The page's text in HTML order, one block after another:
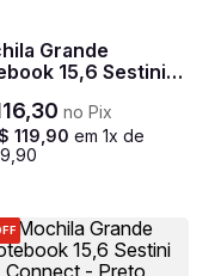
Grande
15,6 Sestini
I - Preto
,30 no Pix
119 90 em 1x de
90